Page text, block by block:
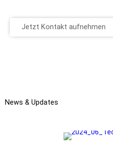
Jetzt Kontakt aufnehmen
News & Updates